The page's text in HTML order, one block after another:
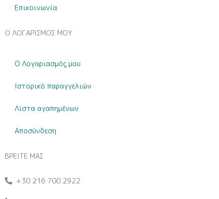
Επικοινωνία
Ο ΛΟΓΑΡΙΣΜΟΣ ΜΟΥ
Ο Λογαριασμός μου
Ιστορικό παραγγελιών
Λίστα αγαπημένων
Αποσύνδεση
ΒΡΕΙΤΕ ΜΑΣ
+30 216 700 2922